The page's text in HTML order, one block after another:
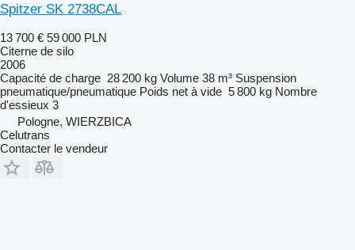
Spitzer SK 2738CAL
13 700 € 59 000 PLN
Citerne de silo
2006
Capacité de charge 28 200 kg Volume 38 m³ Suspension
pneumatique/pneumatique Poids net à vide 5 800 kg Nombre
d'essieux 3
Pologne, WIERZBICA
Celutrans
Contacter le vendeur